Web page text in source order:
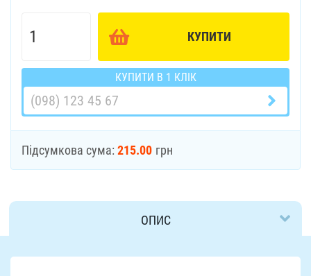
КУПИТИ
КУПИТИ В 1 КЛІК
Підсумкова сума: 215.00 грн
ОПИС
ДОСТАВКА